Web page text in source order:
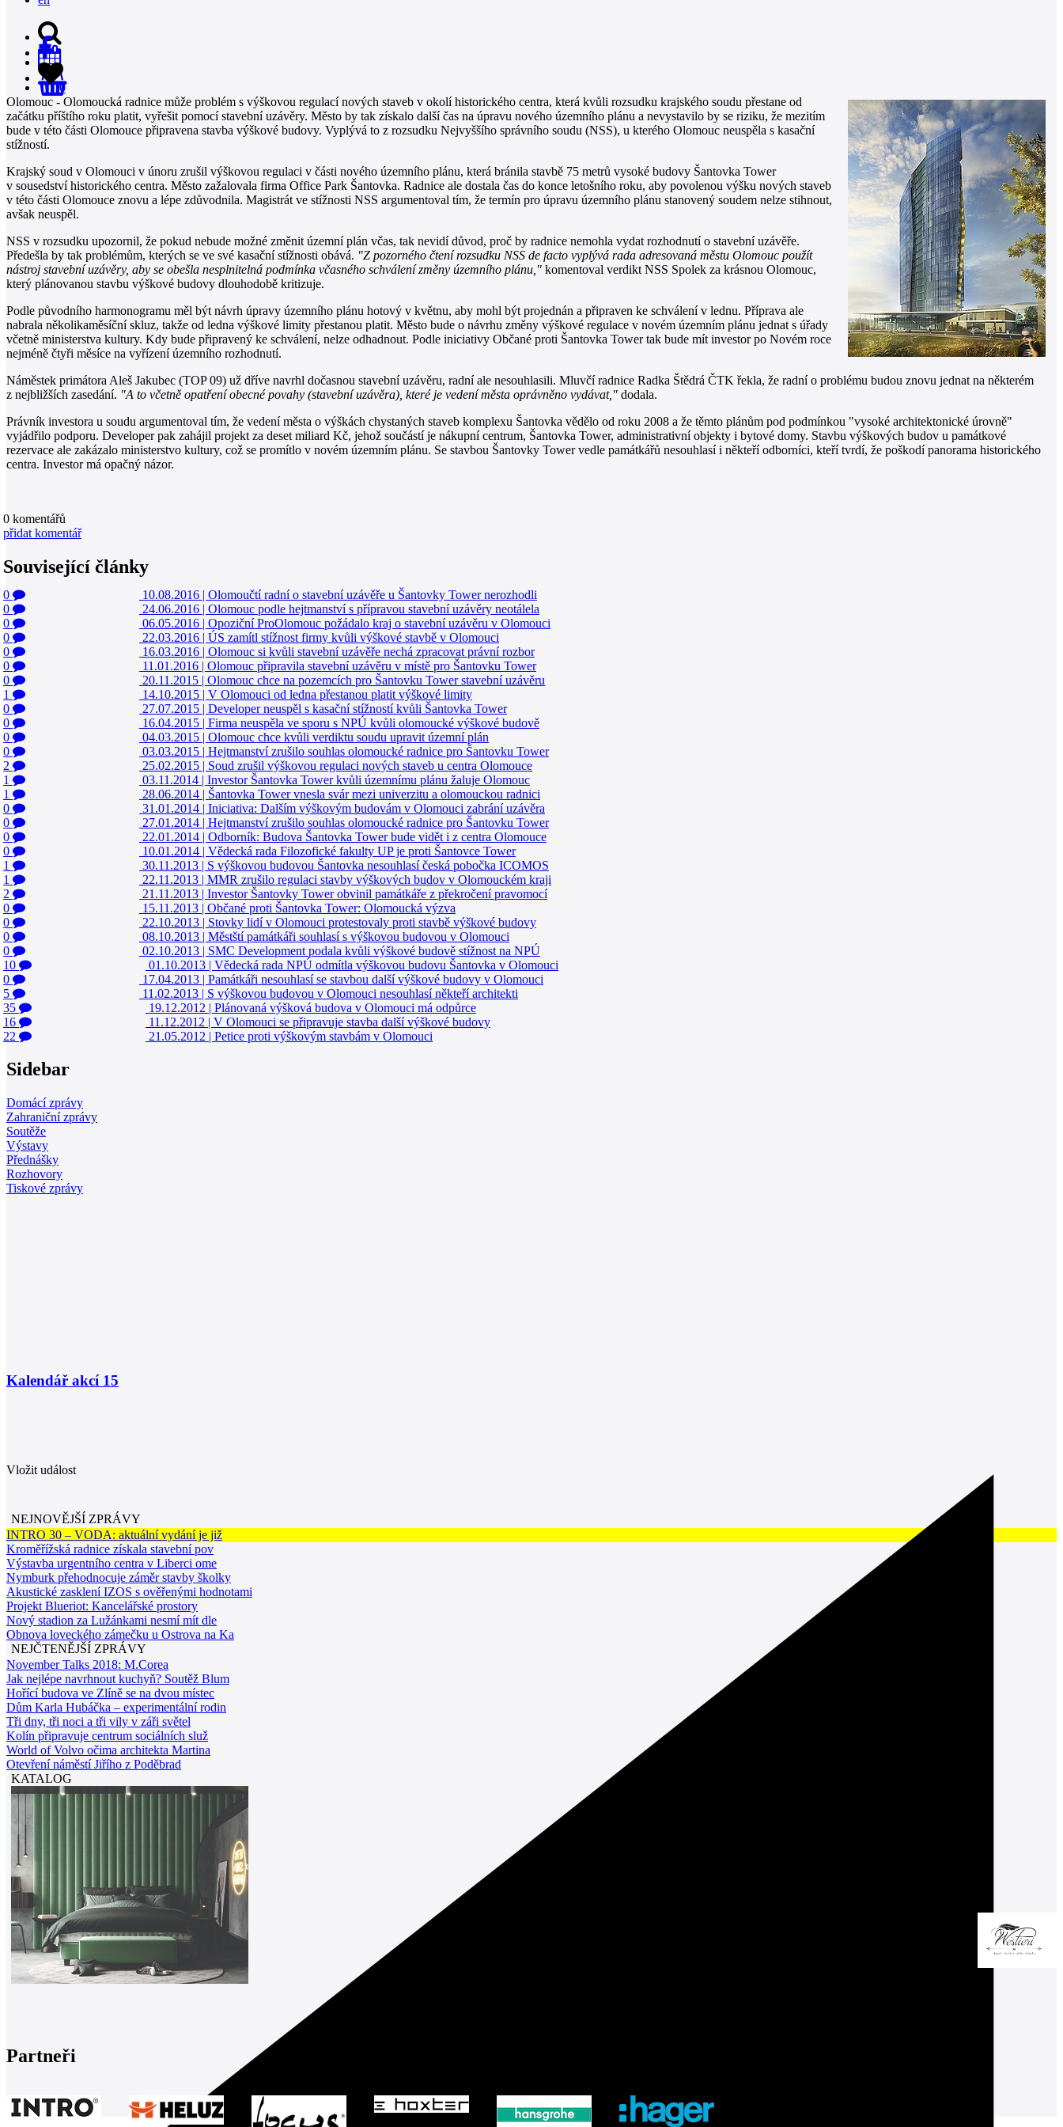
0
Olomouc - Olomoucká radnice může problém s výškovou regulací nových staveb v okolí historického centra, která kvůli rozsudku krajského soudu přestane od
začátku příštího roku platit, vyřešit pomocí stavební uzávěry. Město by tak získalo další čas na úpravu nového územního plánu a nevystavilo by se riziku, že mezitím
bude v této části Olomouce připravena stavba výškové budovy. Vyplývá to z rozsudku Nejvyššího správního soudu (NSS), u kterého Olomouc neuspěla s kasační
stížností.
Krajský soud v Olomouci v únoru zrušil výškovou regulaci v části nového územního plánu, která bránila stavbě 75 metrů vysoké budovy Šantovka Tower
v sousedství historického centra. Město zažalovala firma Office Park Šantovka. Radnice ale dostala čas do konce letošního roku, aby povolenou výšku nových staveb
v této části Olomouce znovu a lépe zdůvodnila. Magistrát ve stížnosti NSS argumentoval tím, že termín pro úpravu územního plánu stanovený soudem nelze stihnout,
avšak neuspěl.
NSS v rozsudku upozornil, že pokud nebude možné změnit územní plán včas, tak nevidí důvod, proč by radnice nemohla vydat rozhodnutí o stavební uzávěře.
Předešla by tak problémům, kterých se ve své kasační stížnosti obává. "Z pozorného čtení rozsudku NSS de facto vyplývá rada adresovaná městu Olomouc použít
nástroj stavební uzávěry, aby se obešla nesplnitelná podmínka včasného schválení změny územního plánu," komentoval verdikt NSS Spolek za krásnou Olomouc,
který plánovanou stavbu výškové budovy dlouhodobě kritizuje.
Podle původního harmonogramu měl být návrh úpravy územního plánu hotový v květnu, aby mohl být projednán a připraven ke schválení v lednu. Příprava ale
nabrala několikaměsíční skluz, takže od ledna výškové limity přestanou platit. Město bude o návrhu změny výškové regulace v novém územním plánu jednat s úřady
včetně ministerstva kultury. Kdy bude připravený ke schválení, nelze odhadnout. Podle iniciativy Občané proti Šantovka Tower tak bude mít investor po Novém roce
nejméně čtyři měsíce na vyřízení územního rozhodnutí.
Náměstek primátora Aleš Jakubec (TOP 09) už dříve navrhl dočasnou stavební uzávěru, radní ale nesouhlasili. Mluvčí radnice Radka Štědrá ČTK řekla, že radní o problému budou znovu jednat na některém
z nejbližších zasedání. "A to včetně opatření obecné povahy (stavební uzávěra), které je vedení města oprávněno vydávat," dodala.
Právník investora u soudu argumentoval tím, že vedení města o výškách chystaných staveb komplexu Šantovka vědělo od roku 2008 a že těmto plánům pod podmínkou "vysoké architektonické úrovně"
vyjádřilo podporu. Developer pak zahájil projekt za deset miliard Kč, jehož součástí je nákupní centrum, Šantovka Tower, administrativní objekty i bytové domy. Stavbu výškových budov u památkové
rezervace ale zakázalo ministerstvo kultury, což se promítlo v novém územním plánu. Se stavbou Šantovky Tower vedle památkářů nesouhlasí i někteří odborníci, kteří tvrdí, že poškodí panorama historického
centra. Investor má opačný názor.
0 komentářů
přidat komentář
Související články
0 10.08.2016 | Olomoučtí radní o stavební uzávěře u Šantovky Tower nerozhodli
0
24.06.2016 | Olomouc podle hejtmanství s přípravou stavební uzávěry neotálela
0
06.05.2016 | Opoziční ProOlomouc požádalo kraj o stavební uzávěru v Olomouci
0
22.03.2016 | ÚS zamítl stížnost firmy kvůli výškové stavbě v Olomouci
0
16.03.2016 | Olomouc si kvůli stavební uzávěře nechá zpracovat právní rozbor
0
11.01.2016 | Olomouc připravila stavební uzávěru v místě pro Šantovku Tower
0
20.11.2015 | Olomouc chce na pozemcích pro Šantovku Tower stavební uzávěru
1
14.10.2015 | V Olomouci od ledna přestanou platit výškové limity
0
27.07.2015 | Developer neuspěl s kasační stížností kvůli Šantovka Tower
0
16.04.2015 | Firma neuspěla ve sporu s NPÚ kvůli olomoucké výškové budově
0
04.03.2015 | Olomouc chce kvůli verdiktu soudu upravit územní plán
0
03.03.2015 | Hejtmanství zrušilo souhlas olomoucké radnice pro Šantovku Tower
2
25.02.2015 | Soud zrušil výškovou regulaci nových staveb u centra Olomouce
1
03.11.2014 | Investor Šantovka Tower kvůli územnímu plánu žaluje Olomouc
1
28.06.2014 | Šantovka Tower vnesla svár mezi univerzitu a olomouckou radnici
0
31.01.2014 | Iniciativa: Dalším výškovým budovám v Olomouci zabrání uzávěra
0
27.01.2014 | Hejtmanství zrušilo souhlas olomoucké radnice pro Šantovku Tower
0
22.01.2014 | Odborník: Budova Šantovka Tower bude vidět i z centra Olomouce
0
10.01.2014 | Vědecká rada Filozofické fakulty UP je proti Šantovce Tower
1
30.11.2013 | S výškovou budovou Šantovka nesouhlasí česká pobočka ICOMOS
1
22.11.2013 | MMR zrušilo regulaci stavby výškových budov v Olomouckém kraji
2
21.11.2013 | Investor Šantovky Tower obvinil památkáře z překročení pravomocí
0
15.11.2013 | Občané proti Šantovka Tower: Olomoucká výzva
0
22.10.2013 | Stovky lidí v Olomouci protestovaly proti stavbě výškové budovy
0
08.10.2013 | Městští památkáři souhlasí s výškovou budovou v Olomouci
0
02.10.2013 | SMC Development podala kvůli výškové budově stížnost na NPÚ
10
01.10.2013 | Vědecká rada NPÚ odmítla výškovou budovu Šantovka v Olomouci
0
17.04.2013 | Památkáři nesouhlasí se stavbou další výškové budovy v Olomouci
5
11.02.2013 | S výškovou budovou v Olomouci nesouhlasí někteří architekti
35
19.12.2012 | Plánovaná výšková budova v Olomouci má odpůrce
16
11.12.2012 | V Olomouci se připravuje stavba další výškové budovy
22
21.05.2012 | Petice proti výškovým stavbám v Olomouci
Sidebar
Domácí zprávy
Zahraniční zprávy
Soutěže
Výstavy
Přednášky
Rozhovory
Tiskové zprávy
Kalendář akcí 15
Vložit událost
NEJNOVĚJŠÍ ZPRÁVY
INTRO 30 – VODA: aktuální vydání je již
Kroměřížská radnice získala stavební pov
Výstavba urgentního centra v Liberci ome
Nymburk přehodnocuje záměr stavby školky
Akustické zasklení IZOS s ověřenými hodnotami
Projekt Blueriot: Kancelářské prostory
Nový stadion za Lužánkami nesmí mít dle
Obnova loveckého zámečku u Ostrova na Ka
NEJČTENĚJŠÍ ZPRÁVY
November Talks 2018: M.Corea
Jak nejlépe navrhnout kuchyň? Soutěž Blum
Hořící budova ve Zlíně se na dvou místec
Dům Karla Hubáčka – experimentální rodin
Tři dny, tři noci a tři vily v záři světel
Kolín připravuje centrum sociálních služ
World of Volvo očima architekta Martina
Otevření náměstí Jiřího z Poděbrad
KATALOG
Partneři